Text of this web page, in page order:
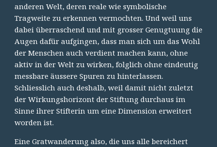
anderen Welt, deren reale wie symbolische
Tragweite zu erkennen vermochten. Und weil uns
dabei überraschend und mit grosser Genugtuung die
Augen dafür aufgingen, dass man sich um das Wohl
der Menschen auch verdient machen kann, ohne
aktiv in der Welt zu wirken, folglich ohne eindeutig
messbare äussere Spuren zu hinterlassen.
Schliesslich auch deshalb, weil damit nicht zuletzt
der Wirkungshorizont der Stiftung durchaus im
Sinne ihrer Stifterin um eine Dimension erweitert
worden ist.
Eine Gratwanderung also, die uns alle bereichert